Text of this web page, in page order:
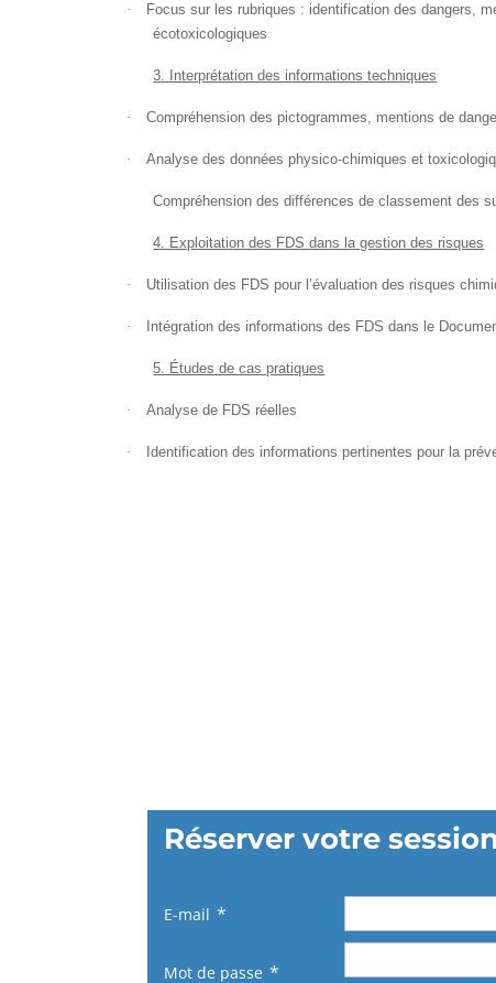
·
Focus sur les rubriques : identification des dangers,
écotoxicologiques
3. Interprétation des informations techniques
· Compréhension des pictogrammes, mentions de
· Analyse des données physico-chimiques et
Compréhension des différences de classement des
4. Exploitation des FDS dans la gestion des risques
· Utilisation des FDS pour l’évaluation des risques
· Intégration des informations des FDS dans le
5. Études de cas pratiques
· Analyse de FDS réelles
· Identification des informations pertinentes pour la
Réserver votre
E-mail
Mot de passe